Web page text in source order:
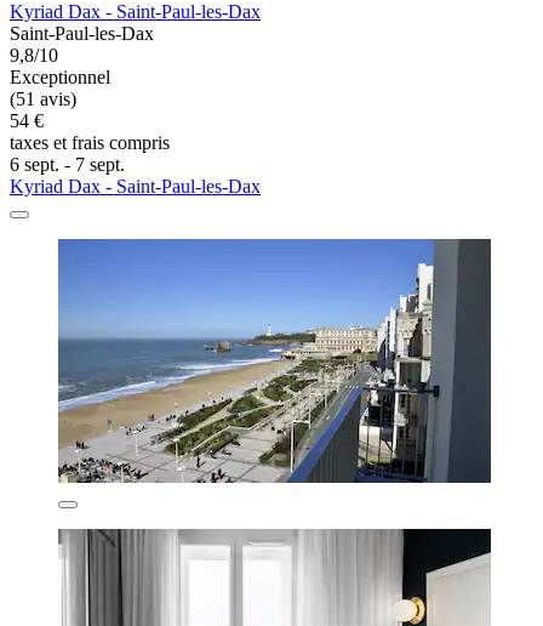
Kyriad Dax - Saint-Paul-les-Dax
Saint-Paul-les-Dax
9,8/10
Exceptionnel
(51 avis)
54 €
taxes et frais compris
6 sept. - 7 sept.
Kyriad Dax - Saint-Paul-les-Dax